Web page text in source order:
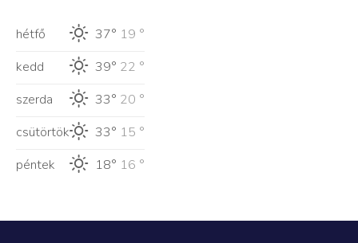
hétfő 37° 19 °
kedd
39° 22 °
szerda
33° 20 °
csütörtök
33° 15 °
péntek
18° 16 °